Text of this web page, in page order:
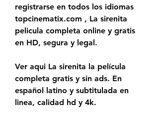
registrarse en todos los idiomas
topcinematix.com , La sirenita
pelicula completa online y gratis
en HD, segura y legal.
Ver aqui La sirenita la película
completa gratis y sin ads. En
español latino y subtitulada en
linea, calidad hd y 4k.